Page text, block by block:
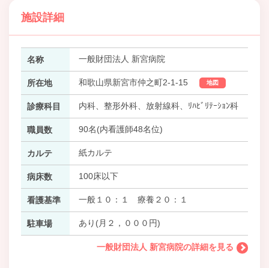
施設詳細
名称 一般財団法人 新宮病院
所在地 和歌山県新宮市仲之町2-1-15 地図
診療科目 内科、整形外科、放射線科、ﾘﾊﾋﾞﾘﾃｰｼｮﾝ科
職員数 90名(内看護師48名位)
カルテ 紙カルテ
病床数 100床以下
看護基準 一般１０：１ 療養２０：１
駐車場 あり(月２，０００円)
一般財団法人 新宮病院の詳細を見る